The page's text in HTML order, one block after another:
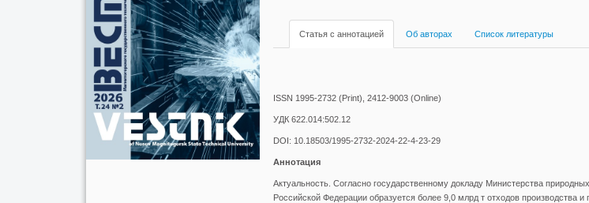
Статья с аннотацией Об авторах Список литературы
ISSN 1995-2732 (Print), 2412-9003 (Online)
УДК 622.014:502.12
DOI: 10.18503/1995-2732-2024-22-4-23-29
Аннотация
Актуальность. Согласно государственному докладу Министерства
Российской Федерации образуется более 9,0 млрд т отходов производства